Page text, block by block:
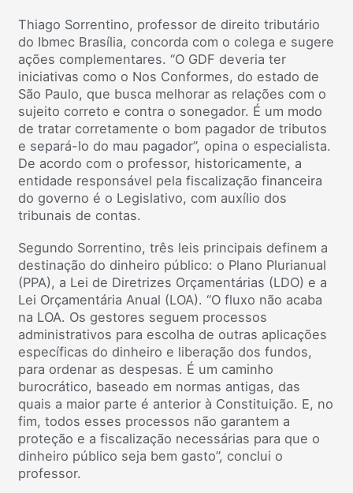
Thiago Sorrentino, professor de direito tributário
do Ibmec Brasília, concorda com o colega e sugere
ações complementares. “O GDF deveria ter
iniciativas como o Nos Conformes, do estado de
São Paulo, que busca melhorar as relações com o
sujeito correto e contra o sonegador. É um modo
de tratar corretamente o bom pagador de tributos
e separá-lo do mau pagador”, opina o especialista.
De acordo com o professor, historicamente, a
entidade responsável pela fiscalização financeira
do governo é o Legislativo, com auxílio dos
tribunais de contas.
Segundo Sorrentino, três leis principais definem a
destinação do dinheiro público: o Plano Plurianual
(PPA), a Lei de Diretrizes Orçamentárias (LDO) e a
Lei Orçamentária Anual (LOA). “O fluxo não acaba
na LOA. Os gestores seguem processos
administrativos para escolha de outras aplicações
específicas do dinheiro e liberação dos fundos,
para ordenar as despesas. É um caminho
burocrático, baseado em normas antigas, das
quais a maior parte é anterior à Constituição. E, no
fim, todos esses processos não garantem a
proteção e a fiscalização necessárias para que o
dinheiro público seja bem gasto”, conclui o
professor.